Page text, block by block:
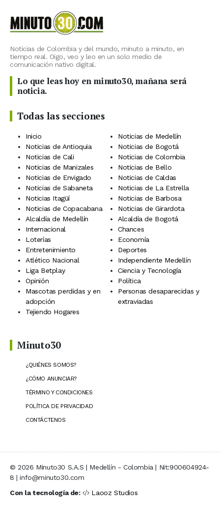
Noticias de Colombia y del mundo, minuto a minuto, en
tiempo real. Oigo, veo y leo en un solo medio de
comunicación nativo digital.
Lo que leas hoy en minuto30, mañana será
noticia.
Todas las secciones
Inicio
Noticias de Medellín
Noticias de Antioquia
Noticias de Bogotá
Noticias de Cali
Noticias de Colombia
Noticias de Manizales
Noticias de Bello
Noticias de Envigado
Noticias de Caldas
Noticias de Sabaneta
Noticias de La Estrella
Noticias Itagüí
Noticias de Barbosa
Noticias de Copacabana
Noticias de Girardota
Alcaldía de Medellín
Alcaldía de Bogotá
Internacional
Chances
Loterías
Economía
Entretenimiento
Deportes
Atlético Nacional
Independiente Medellín
Liga Betplay
Ciencia y Tecnología
Opinión
Política
Mascotas perdidas y en
adopción
Personas desaparecidas y
extraviadas
Tejiendo Hogares
Minuto30
¿QUIÉNES SOMOS?
¿CÓMO ANUNCIAR?
TÉRMINO Y CONDICIONES
POLÍTICA DE PRIVACIDAD
CONTÁCTENOS
© 2026 Minuto30 S.A.S | Medellín - Colombia | Nit:900604924-
8 | info@minuto30.com
Con la tecnología de:
Laooz Studios